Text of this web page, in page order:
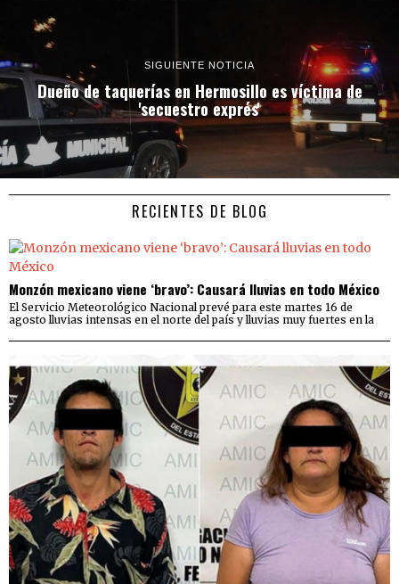
SIGUIENTE NOTICIA
Dueño de taquerías en Hermosillo es víctima de
'secuestro exprés'
RECIENTES DE BLOG
Monzón mexicano viene ‘bravo’: Causará lluvias en todo México
El Servicio Meteorológico Nacional prevé para este martes 16 de
agosto lluvias intensas en el norte del país y lluvias muy fuertes en la